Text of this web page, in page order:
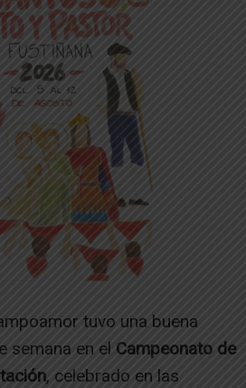
tuvo una buena
semana en el Campeonato de
, celebrado en las